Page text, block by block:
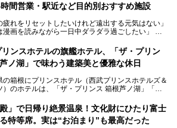
そんな大注目の施設に一足先にお邪魔し、その全貌
せていただきました！
の中に咲き誇る桜、魚たちが泳ぐ水風呂、そしてバ
チを思わせる休憩スペース…。驚きの連続だった館
をレポートします！
間営業・駅近など目的別おすすめ施設
疲れをリセットしたいけれど遠出する元気はない」
漫画を読みながら一日中ダラダラ過ごしたい」
癒やされたい」という願いを叶えてくれるのが、神
には、サウナや岩盤浴、一日中遊べるエンタメ施設
日常”を味わえるスーパー銭湯が数多く揃っていま
う人も多いはず。
回は、神奈川県内の人気施設26選を「安さ」「岩
ンスホテルの旗艦ホテル、「ザ・プリン
ノ湖」で味わう建築美と優雅な休日
の箱根にプリンスホテル（西武プリンスホテルズ＆
）のホテルは、「ザ・プリンス 箱根芦ノ湖」「芦
石原プリンスホテル」と4軒あり、今回ご紹介する
リンス 箱根芦ノ湖」は、その中でもフラッグシッ
）に位置づけられる特別なホテルです。
殿」で日帰り絶景温泉！文化財にひたり富士
特等席。実は“お泊まり”も最高だった